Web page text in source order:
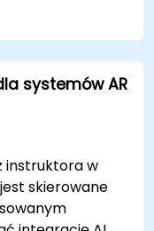
przez AI.
systemów AR
instruktora w
skierowane